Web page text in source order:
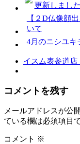
更新しました
【２D仏像顔
いて
4月のニシユキ
イスム表参道店
コメントを残す
メールアドレスが公
ている欄は必須項目
コメント ※